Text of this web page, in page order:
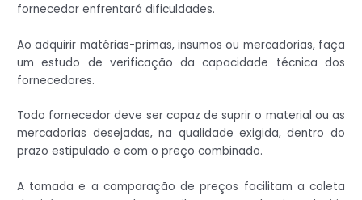
fornecedor enfrentará dificuldades.
Ao adquirir matérias-primas, insumos ou mercadorias, faça
um estudo de verificação da capacidade técnica dos
fornecedores.
Todo fornecedor deve ser capaz de suprir o material ou as
mercadorias desejadas, na qualidade exigida, dentro do
prazo estipulado e com o preço combinado.
A tomada e a comparação de preços facilitam a coleta